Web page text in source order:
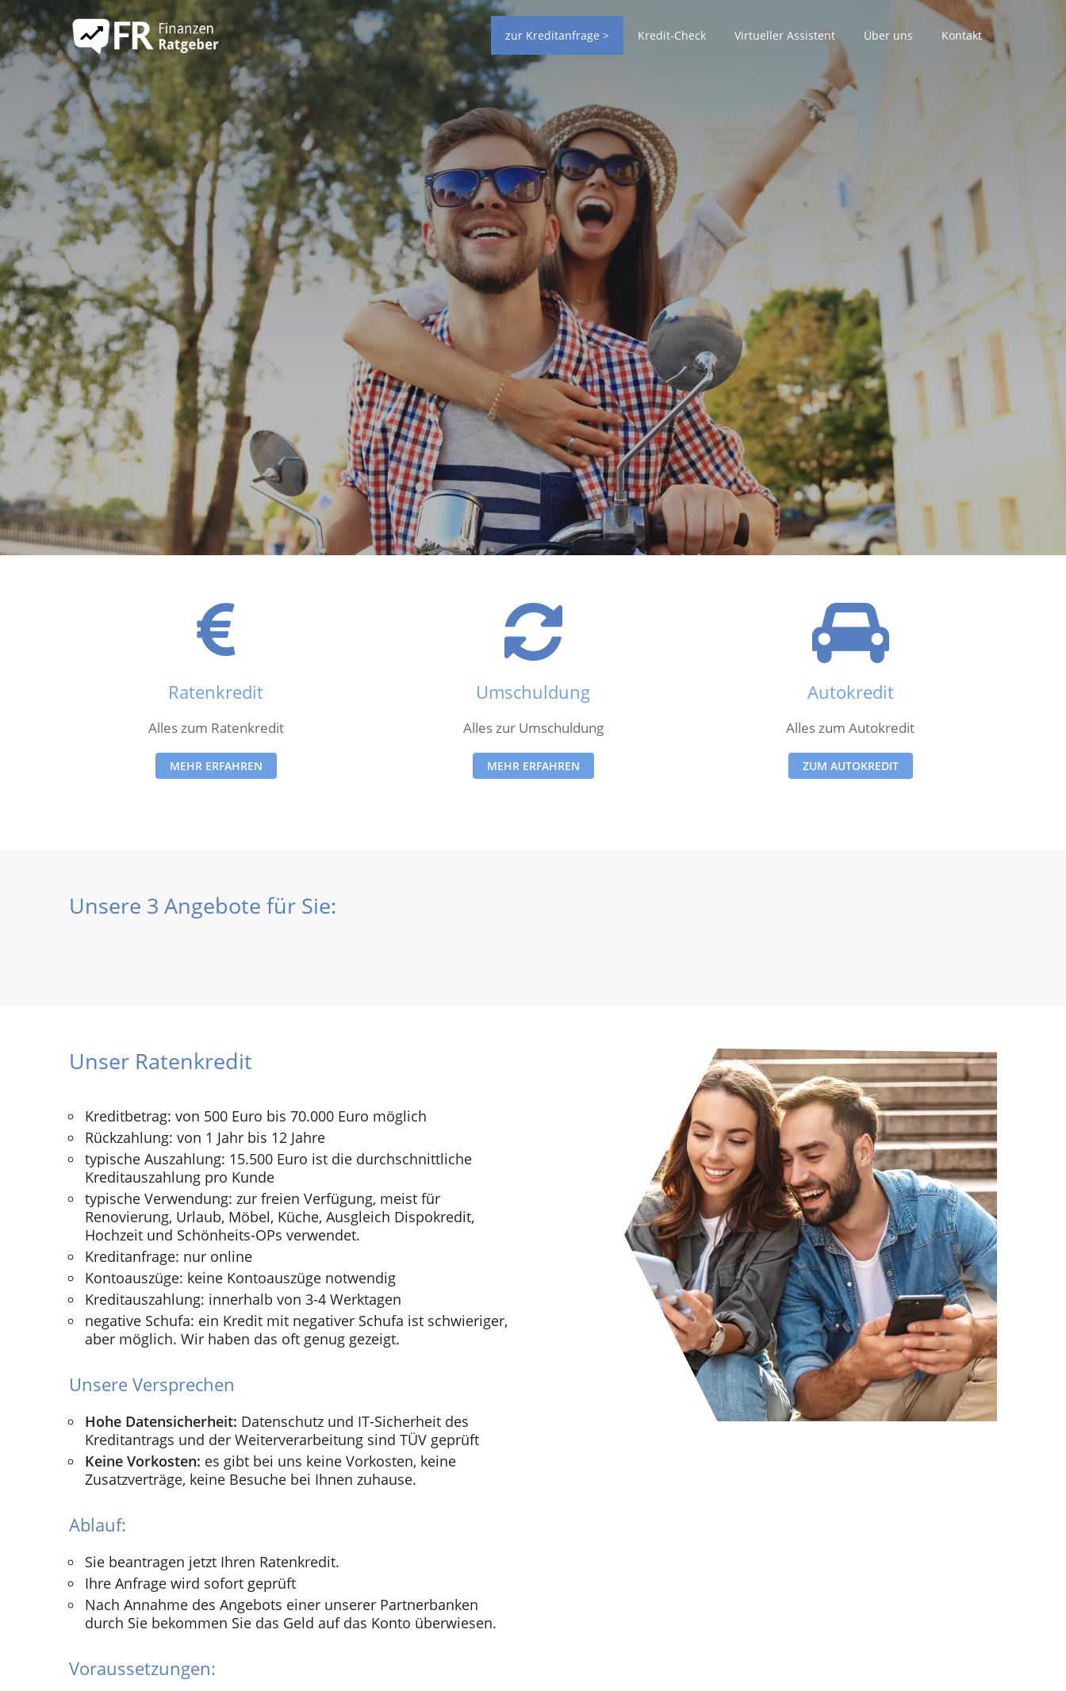
zur Kreditanfrage > Kredit-Check Virtueller Assistent Über uns Kontakt
Ratenkredit
Alles zum Ratenkredit
MEHR ERFAHREN
Umschuldung
Alles zur Umschuldung
MEHR ERFAHREN
Autokredit
Alles zum Autokredit
ZUM AUTOKREDIT
Unsere 3 Angebote für Sie:
Unser Ratenkredit
Kreditbetrag: von 500 Euro bis 70.000 Euro möglich
Rückzahlung: von 1 Jahr bis 12 Jahre
typische Auszahlung: 15.500 Euro ist die durchschnittliche
Kreditauszahlung pro Kunde
typische Verwendung: zur freien Verfügung, meist für
Renovierung, Urlaub, Möbel, Küche, Ausgleich Dispokredit,
Hochzeit und Schönheits-OPs verwendet.
Kreditanfrage: nur online
Kontoauszüge: keine Kontoauszüge notwendig
Kreditauszahlung: innerhalb von 3-4 Werktagen
negative Schufa: ein Kredit mit negativer Schufa ist schwieriger,
aber möglich. Wir haben das oft genug gezeigt.
Unsere Versprechen
Hohe Datensicherheit: Datenschutz und IT-Sicherheit des
Kreditantrags und der Weiterverarbeitung sind TÜV geprüft
Keine Vorkosten: es gibt bei uns keine Vorkosten, keine
Zusatzverträge, keine Besuche bei Ihnen zuhause.
Ablauf:
Sie beantragen jetzt Ihren Ratenkredit.
Ihre Anfrage wird sofort geprüft
Nach Annahme des Angebots einer unserer Partnerbanken
durch Sie bekommen Sie das Geld auf das Konto überwiesen.
Voraussetzungen: